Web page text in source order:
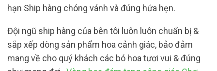
hạn Ship hàng chóng vánh và đúng hứa hẹn.
Đội ngũ ship hàng của bên tôi luôn luôn chuẩn bị &
sắp xếp dòng sản phẩm hoa cảnh giác, bảo đảm
mang về cho quý khách các bó hoa tươi vui & đúng